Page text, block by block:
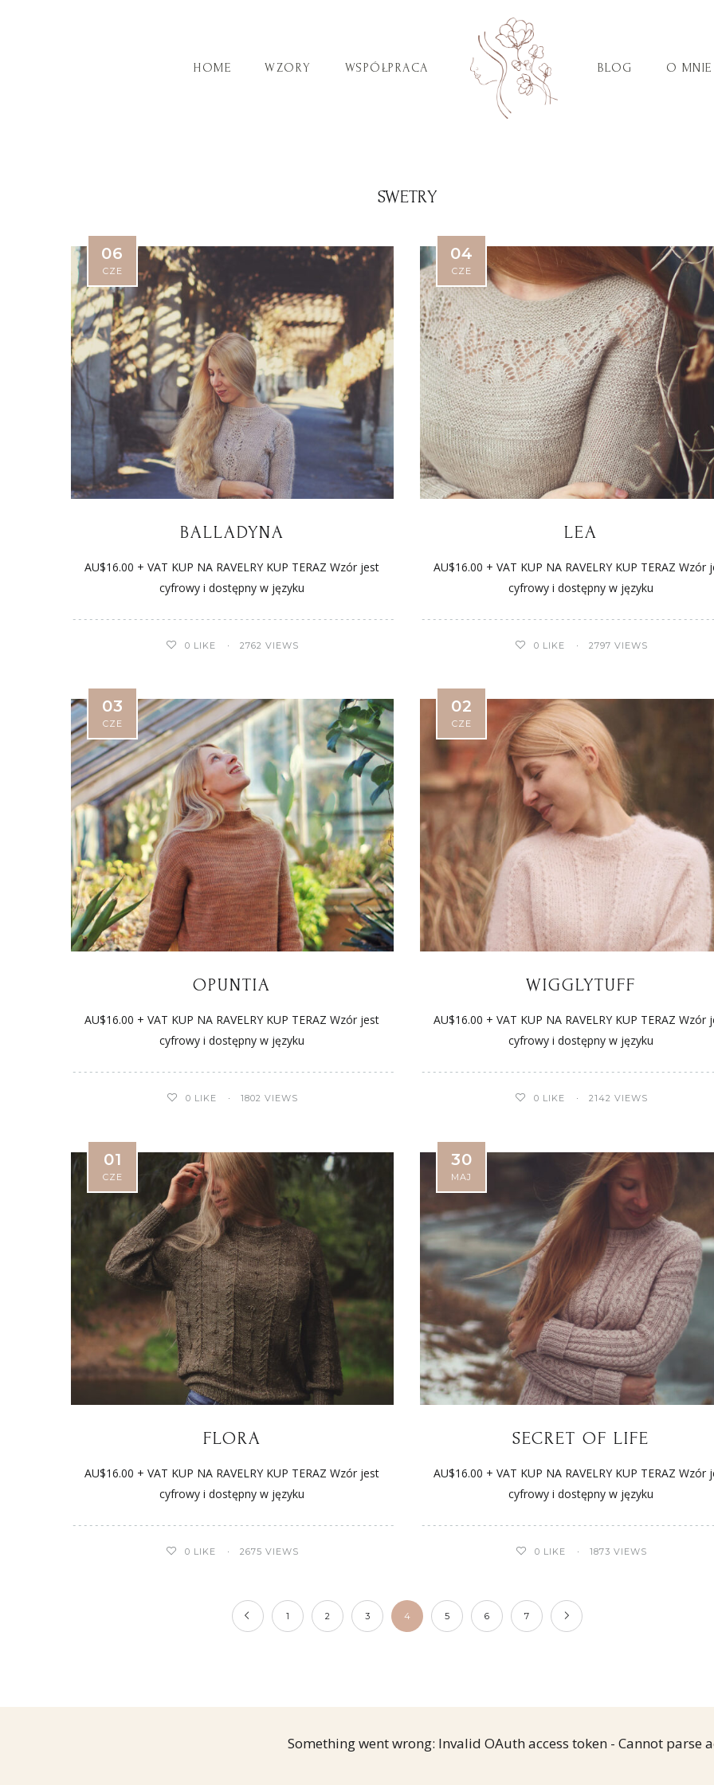
HOME WZORY WSPÓŁPRACA BLOG O MNIE
SWETRY
06
CZE
BALLADYNA
AU$16.00 + VAT KUP NA RAVELRY KUP TERAZ Wzór jest
cyfrowy i dostępny w języku
0 LIKE 2762 VIEWS
04
CZE
LEA
AU$16.00 + VAT KUP NA RAVELRY KUP TERAZ Wzór
cyfrowy i dostępny w języku
0 LIKE 2797 VIEWS
03
CZE
OPUNTIA
AU$16.00 + VAT KUP NA RAVELRY KUP TERAZ Wzór jest
cyfrowy i dostępny w języku
0 LIKE 1802 VIEWS
02
CZE
WIGGLYTUFF
AU$16.00 + VAT KUP NA RAVELRY KUP TERAZ Wzór
cyfrowy i dostępny w języku
0 LIKE 2142 VIEWS
01
CZE
FLORA
AU$16.00 + VAT KUP NA RAVELRY KUP TERAZ Wzór jest
cyfrowy i dostępny w języku
0 LIKE 2675 VIEWS
30
MAJ
SECRET OF LIFE
AU$16.00 + VAT KUP NA RAVELRY KUP TERAZ Wzór
cyfrowy i dostępny w języku
0 LIKE 1873 VIEWS
1 2 3 4 5 6 7
Something went wrong: Invalid OAuth access token - Cannot parse